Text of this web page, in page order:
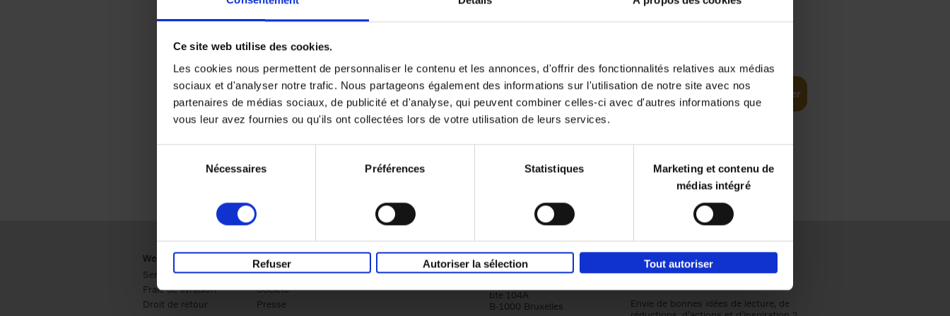
Ce site web utilise des cookies.
Les cookies nous permettent de personnaliser le contenu et les annonces, d'offrir des fonctionnalités relatives aux médias
sociaux et d'analyser notre trafic. Nous partageons également des informations sur l'utilisation de notre site avec nos
partenaires de médias sociaux, de publicité et d'analyse, qui peuvent combiner celles-ci avec d'autres informations que
vous leur avez fournies ou qu'ils ont collectées lors de votre utilisation de leurs services.
Nécessaires Préférences Statistiques
Marketing et contenu de
médias intégré
Refuser Autoriser la sélection Tout autoriser
Planning to Promoting
Clo Willaerts
Couverture souple
352 Ajouter au panier
Webshop
Service clients
Frais de livraison
Droit de retour
Business
Ventes
Société
Presse
Société
Qui sommes-nous?
Éditions Racine
Tour & Taxis
bte 104A
B-1000 Bruxelles
Envie de bonnes idées de lecture, de